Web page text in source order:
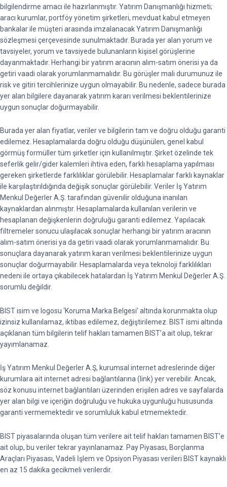
bilgilendirme amacı ile hazırlanmıştır. Yatırım Danışmanlığı hizmeti;
aracı kurumlar, portföy yönetim şirketleri, mevduat kabul etmeyen
bankalar ile müşteri arasında imzalanacak Yatırım Danışmanlığı
sözleşmesi çerçevesinde sunulmaktadır. Burada yer alan yorum ve
tavsiyeler, yorum ve tavsiyede bulunanların kişisel görüşlerine
dayanmaktadır. Herhangi bir yatırım aracının alım-satım önerisi ya da
getiri vaadi olarak yorumlanmamalıdır. Bu görüşler mali durumunuz ile
risk ve gitiri tercihlerinize uygun olmayabilir. Bu nedenle, sadece burada
yer alan bilgilere dayanarak yatırım kararı verilmesi beklentilerinize
uygun sonuçlar doğurmayabilir.
Burada yer alan fiyatlar, veriler ve bilgilerin tam ve doğru olduğu garanti
edilemez. Hesaplamalarda doğru olduğu düşünülen, genel kabul
görmüş formüller tüm şirketler için kullanılmıştır. Şirket özelinde tek
seferlik gelir/gider kalemleri ihtiva eden, farklı hesaplama yapılması
gereken şirketlerde farklılıklar görülebilir. Hesaplamalar farklı kaynaklar
ile karşılaştırıldığında değişik sonuçlar görülebilir. Veriler İş Yatırım
Menkul Değerler A.Ş. tarafından güvenilir olduğuna inanılan
kaynaklardan alınmıştır. Hesaplamalarda kullanılan verilerin ve
hesaplanan değişkenlerin doğruluğu garanti edilemez. Yapılacak
filtremeler sonucu ulaşılacak sonuçlar herhangi bir yatırım aracının
alım-satım önerisi ya da getiri vaadi olarak yorumlanmamalıdır. Bu
sonuçlara dayanarak yatırım kararı verilmesi beklentilerinize uygun
sonuçlar doğurmayabilir. Hesaplamalarda veya teknoloji farklılıkları
nedeni ile ortaya çıkabilecek hatalardan İş Yatırım Menkul Değerler A.Ş.
sorumlu değildir.
BIST isim ve logosu ‘Koruma Marka Belgesi’ altında korunmakta olup
izinsiz kullanılamaz, iktibas edilemez, değiştirilemez. BIST ismi altında
açıklanan tüm bilgilerin telif hakları tamamen BIST’a ait olup, tekrar
yayımlanamaz.
İş Yatırım Menkul Değerler A.Ş, kurumsal internet adreslerinde diğer
kurumlara ait internet adresi bağlantılarına (link) yer verebilir. Ancak,
söz konusu internet bağlantıları üzerinden erişilen adres ve sayfalarda
yer alan bilgi ve içeriğin doğruluğu ve hukuka uygunluğu hususunda
garanti vermemektedir ve sorumluluk kabul etmemektedir.
BIST piyasalarında oluşan tüm verilere ait telif hakları tamamen BIST’e
ait olup, bu veriler tekrar yayınlanamaz. Pay Piyasası, Borçlanma
Araçları Piyasası, Vadeli İşlem ve Opsiyon Piyasası verileri BIST kaynaklı
en az 15 dakika gecikmeli verilerdir.